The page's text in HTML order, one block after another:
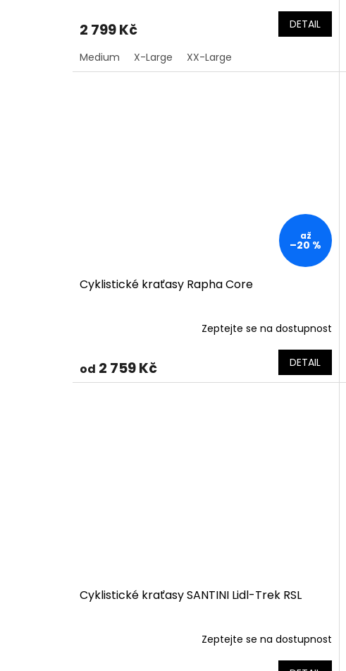
je
z
5
2 799 Kč DETAIL
Medium X-Large XX-Large
až
–20 %
Cyklistické kraťasy Rapha Core
Zeptejte se na dostupnost
od 2 759 Kč DETAIL
Cyklistické kraťasy SANTINI Lidl-Trek RSL
Zeptejte se na dostupnost